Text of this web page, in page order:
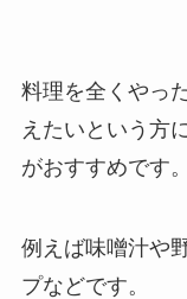
料理を全くやっ
えたいという方
がおすすめです。
例えば味噌汁や
プなどです。